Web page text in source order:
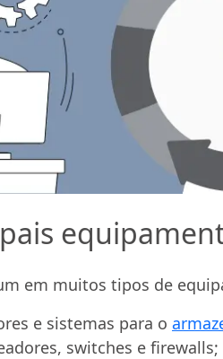
em muitos tipos de
e sistemas para o
switches e firewalls;